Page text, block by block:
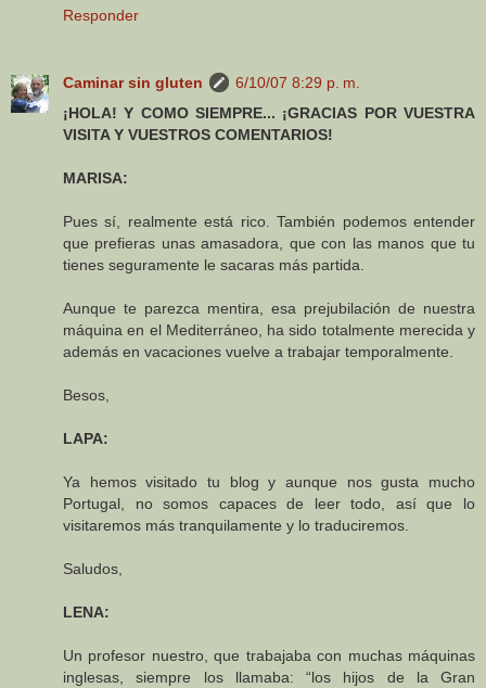
Responder
Caminar sin gluten
6/10/07 8:29 p. m.
¡HOLA! Y COMO SIEMPRE... ¡GRACIAS POR VUESTRA
VISITA Y VUESTROS COMENTARIOS!
MARISA:
Pues sí, realmente está rico. También podemos entender
que prefieras unas amasadora, que con las manos que tu
tienes seguramente le sacaras más partida.
Aunque te parezca mentira, esa prejubilación de nuestra
máquina en el Mediterráneo, ha sido totalmente merecida y
además en vacaciones vuelve a trabajar temporalmente.
Besos,
LAPA:
Ya hemos visitado tu blog y aunque nos gusta mucho
Portugal, no somos capaces de leer todo, así que lo
visitaremos más tranquilamente y lo traduciremos.
Saludos,
LENA:
Un profesor nuestro, que trabajaba con muchas máquinas
inglesas, siempre los llamaba: “los hijos de la Gran